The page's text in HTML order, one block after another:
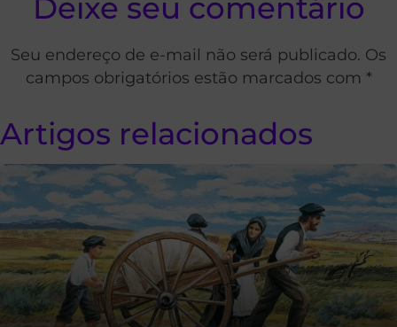
Deixe seu comentário
Seu endereço de e-mail não será publicado. Os
campos obrigatórios estão marcados com *
Artigos relacionados